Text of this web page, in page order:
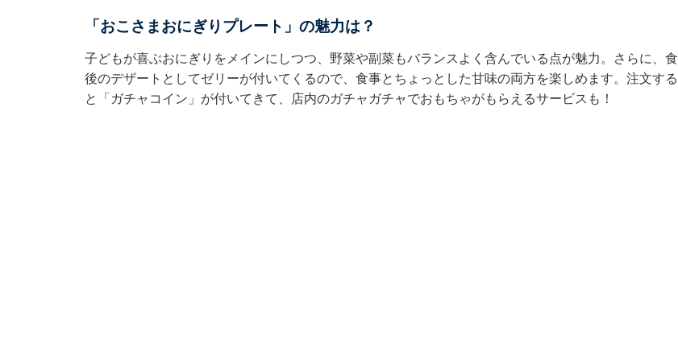
「おこさまおにぎりプレート」の魅力は？
子どもが喜ぶおにぎりをメインにしつつ、野菜や副菜もバランスよく含んでいる点が魅力。さらに、食
後のデザートとしてゼリーが付いてくるので、食事とちょっとした甘味の両方を楽しめます。注文する
と「ガチャコイン」が付いてきて、店内のガチャガチャでおもちゃがもらえるサービスも！